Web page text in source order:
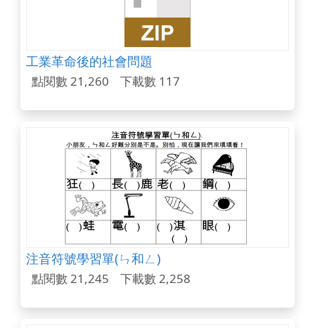
工業革命後的社會問題
點閱數 21,260 下載數 117
注音符號學習單(ㄣ和ㄥ)
點閱數 21,245 下載數 2,258